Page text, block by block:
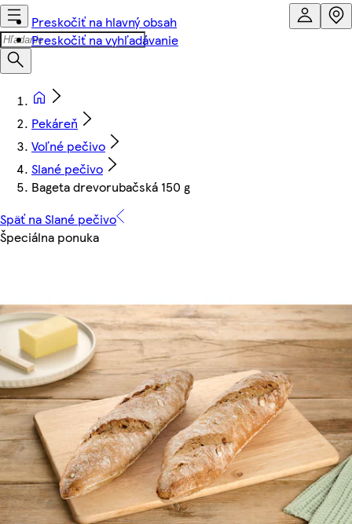
Preskočiť na hlavný obsah
Preskočiť na vyhľadávanie
Pekáreň
Voľné pečivo
Slané pečivo
Bageta drevorubačská 150 g
Späť na Slané pečivo
Špeciálna ponuka